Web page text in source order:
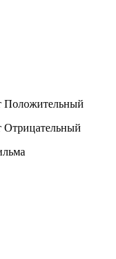
Положительный
Отрицательный